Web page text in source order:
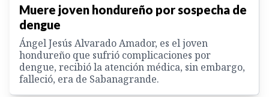
Muere joven hondureño por sospecha de
dengue
Ángel Jesús Alvarado Amador, es el joven
hondureño que sufrió complicaciones por
dengue, recibió la atención médica, sin embargo,
falleció, era de Sabanagrande.